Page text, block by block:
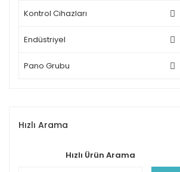
Kontrol Cihazları
Endüstriyel
Pano Grubu
Hızlı Arama
Hızlı Ürün Arama